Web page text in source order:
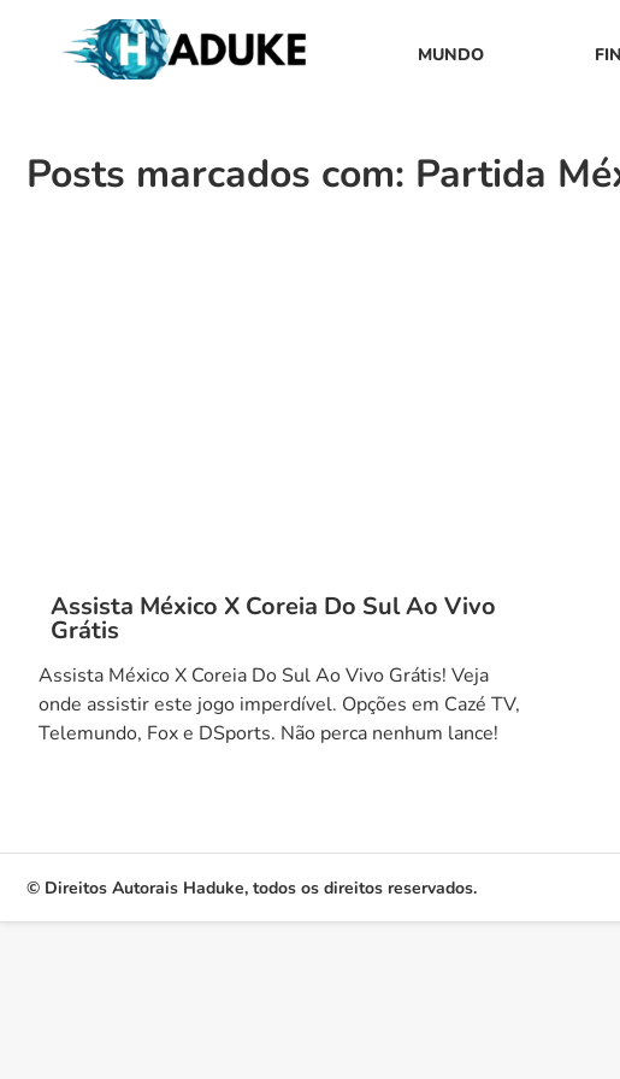
MUNDO
Posts marcados com: Partida
Assista México X Coreia Do Sul Ao Vivo
Grátis
Assista México X Coreia Do Sul Ao Vivo Grátis! Veja
onde assistir este jogo imperdível. Opções em Cazé TV,
Telemundo, Fox e DSports. Não perca nenhum lance!
© Direitos Autorais Haduke, todos os direitos reservados.